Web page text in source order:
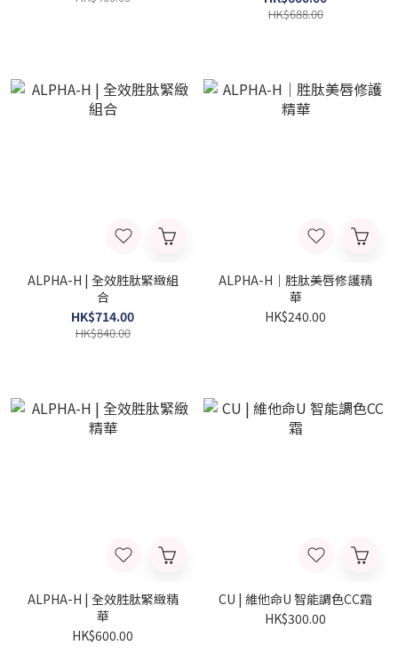
HK$688.00
ALPHA-H | 全效胜肽緊緻組
合
HK$714.00
HK$840.00
ALPHA-H｜胜肽美唇修護精
華
HK$240.00
ALPHA-H | 全效胜肽緊緻精
華
HK$600.00
CU | 維他命U 智能調色CC霜
HK$300.00